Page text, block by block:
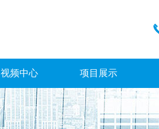
视频中心 项目展示